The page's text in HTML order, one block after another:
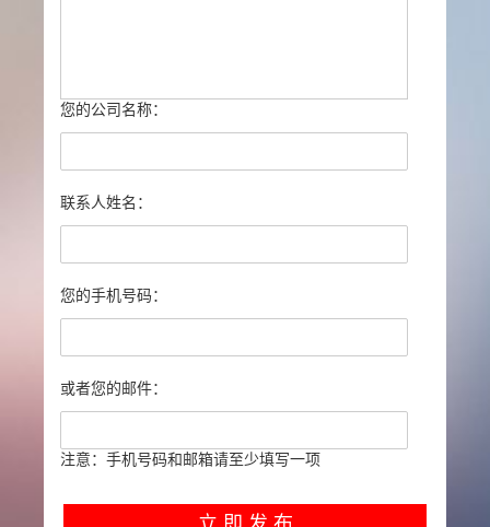
您的公司名称：
联系人姓名：
您的手机号码：
或者您的邮件：
注意：手机号码和邮箱请至少填写一项